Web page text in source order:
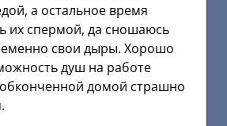
а остальное время
их спермой, да сношаюсь
свои дыры. Хорошо
душ на работе
домой страшно